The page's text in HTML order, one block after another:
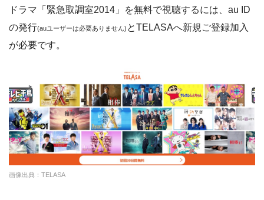
月間の料金が安いので利用しやすい。アニメも結構ある
ゲオTV 約20,000本 1070円 14日
dTV 約120,000本 550円 31日
TSUTAYA DISCAS 約24,000本 2417円 30日
hulu 約50,000本 1026円 14日
FODプレミアム 約50,000本 976円 2週間
U-NEXT 約140,000本 2189円 31日
ドラマ「緊急取調室2014」を無料で視聴するには、au ID
の発行(auユーザーは必要ありません) とTELASAへ新規ご登録加入
が必要です。
画像出典：TELASA